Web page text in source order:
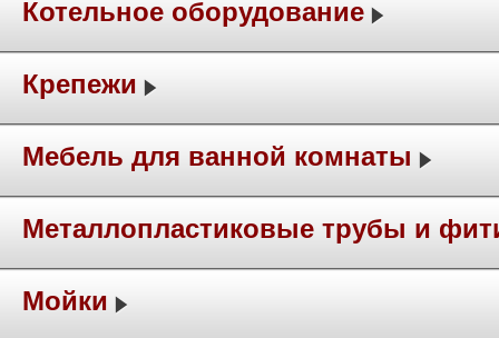
Котельное оборудование
Крепежи
Мебель для ванной комнаты
Металлопластиковые трубы и
Мойки